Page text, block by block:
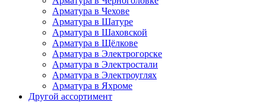
Арматура в Чехове
Арматура в Шатуре
Арматура в Шаховской
Арматура в Щёлкове
Арматура в Электрогорске
Арматура в Электростали
Арматура в Электроуглях
Арматура в Яхроме
Другой ассортимент